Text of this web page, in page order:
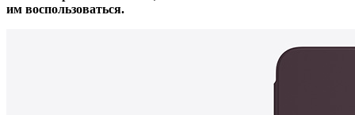
им воспользоваться.